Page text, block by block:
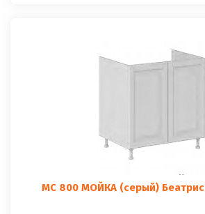
МС 800 МОЙКА (серый) Беатрис